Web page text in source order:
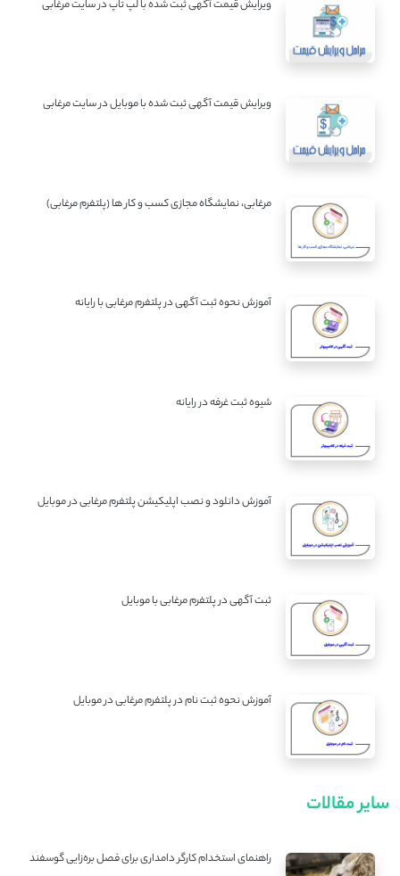
ویرایش قیمت آگهی ثبت شده با لپ تاپ در سایت مرغابی
ویرایش قیمت آگهی ثبت شده با موبایل در سایت مرغابی
مرغابی، نمایشگاه مجازی کسب و کار ها (پلتفرم مرغابی)
آموزش نحوه ثبت آگهی در پلتفرم مرغابی با رایانه
شیوه ثبت غرفه در رایانه
آموزش دانلود و نصب اپلیکیشن پلتفرم مرغابی در موبایل
ثبت آگهی در پلتفرم مرغابی با موبایل
آموزش نحوه ثبت نام در پلتفرم مرغابی در موبایل
سایر مقالات
راهنمای استخدام کارگر دامداری برای فصل بره‌زایی گوسفند